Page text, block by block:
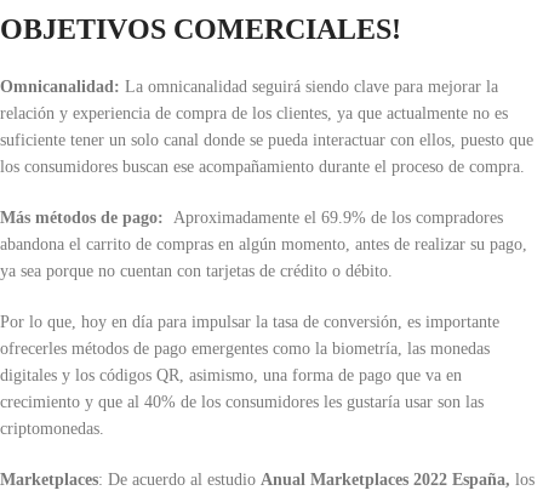
OBJETIVOS COMERCIALES!
Omnicanalidad: La omnicanalidad seguirá siendo clave para mejorar la
relación y experiencia de compra de los clientes, ya que actualmente no es
suficiente tener un solo canal donde se pueda interactuar con ellos, puesto que
los consumidores buscan ese acompañamiento durante el proceso de compra.
Más métodos de pago: Aproximadamente el 69.9% de los compradores
abandona el carrito de compras en algún momento, antes de realizar su pago,
ya sea porque no cuentan con tarjetas de crédito o débito.
Por lo que, hoy en día para impulsar la tasa de conversión, es importante
ofrecerles métodos de pago emergentes como la biometría, las monedas
digitales y los códigos QR, asimismo, una forma de pago que va en
crecimiento y que al 40% de los consumidores les gustaría usar son las
criptomonedas.
Marketplaces: De acuerdo al estudio Anual Marketplaces 2022 España, los